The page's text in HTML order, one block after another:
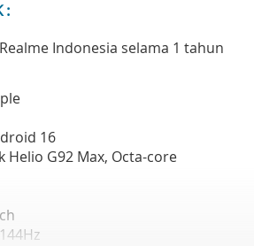
:
Indonesia selama 1 tahun
16
Helio G92 Max, Octa-core